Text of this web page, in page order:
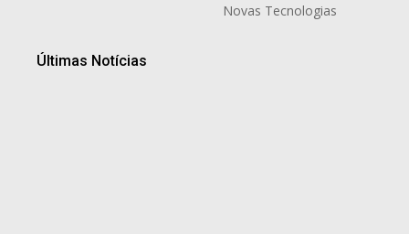
Novas Tecnologias
Últimas Notícias